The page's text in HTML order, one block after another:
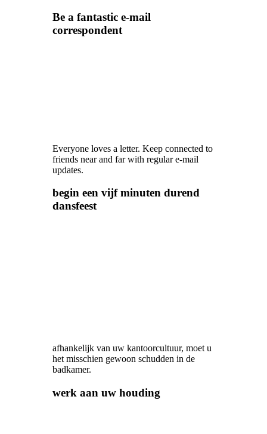
Be a fantastic e-mail
correspondent
Everyone loves a letter. Keep connected to
friends near and far with regular e-mail
updates.
begin een vijf minuten durend
dansfeest
afhankelijk van uw kantoorcultuur, moet u
het misschien gewoon schudden in de
badkamer.
werk aan uw houding